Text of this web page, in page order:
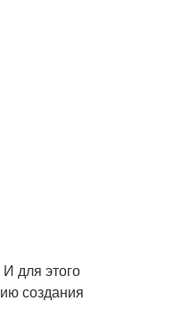
для этого
создания